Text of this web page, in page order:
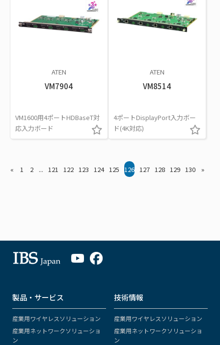
ATEN
VM7904
VM1600用4ポートHDBaseT対
応入力ボード
ATEN
VM8514
4ポートDisplayPort入力ボー
ド(4K対応)
« 1 2 ... 121 122 123 124 125 126 127 128 129 130 »
製品・サービス
産業用ワイヤレスソリューション
産業用ネットワークソリューショ
ン
技術情報
産業用ワイヤレスソリューション
産業用ネットワークソリューショ
ン